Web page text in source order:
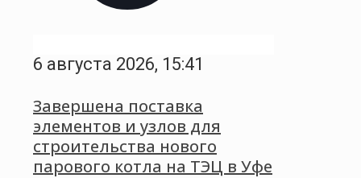
6 августа 2026, 15:41
Завершена поставка
элементов и узлов для
строительства нового
парового котла на ТЭЦ в Уфе